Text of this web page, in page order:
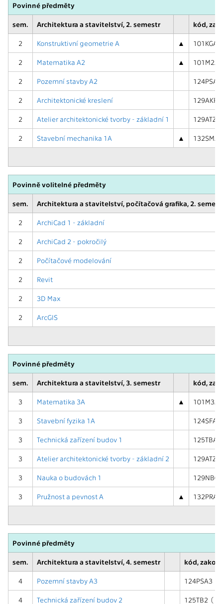
Povinné předměty
sem. Architektura a stavitelství, 2. semestr kód,
2 Konstruktivní geometrie A ▲
2 Matematika A2 ▲ 101M2A
2 Pozemní stavby A2
2 Architektonické kreslení 129AKR
2 Atelier architektonické tvorby - základní 1 129ATZ1
2 Stavební mechanika 1A ▲
Povinně volitelné předměty
sem. Architektura a stavitelství, počítačová grafika, 2.
2 ArchiCad 1 - základní
2 ArchiCad 2 - pokročilý
2 Počítačové modelování
2 Revit
2 3D Max
2 ArcGIS
Povinné předměty
sem. Architektura a stavitelství, 3. semestr kód,
3 Matematika 3A ▲ 101M3A
3 Stavební fyzika 1A 124SFA (
3 Technická zařízení budov 1
3 Atelier architektonické tvorby - základní 2 129ATZ2
3 Nauka o budovách 1
3 Pružnost a pevnost A ▲ 132PRA
Povinné předměty
sem. Architektura a stavitelství, 4. semestr kód,
4 Pozemní stavby A3 124PSA3 (
4 Technická zařízení budov 2 125TB2 (